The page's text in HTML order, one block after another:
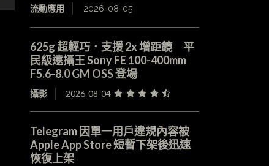
流動應用 2026-08-05
625g 超輕巧．支援 2x 增距鏡 平
民級遠攝王 Sony FE 100-400mm
F5.6-8.0 GM OSS 登場
攝影 2026-08-04
Telegram 因單一用戶違規內容被
Apple App Store 短暫下架後迅速
恢復上架